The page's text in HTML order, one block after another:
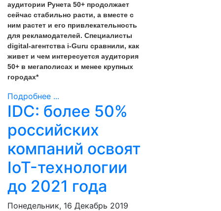
аудитории Рунета 50+ продолжает
сейчас стабильно расти, а вместе с
ним растет и его привлекательность
для рекламодателей. Специалисты
digital-агентства i-Guru сравнили, как
живет и чем интересуется аудитория
50+ в мегаполисах и менее крупных
городах*
Подробнее ...
IDC: более 50%
российских
компаний освоят
IoT-технологии
до 2021 года
Понедельник, 16 Декабрь 2019